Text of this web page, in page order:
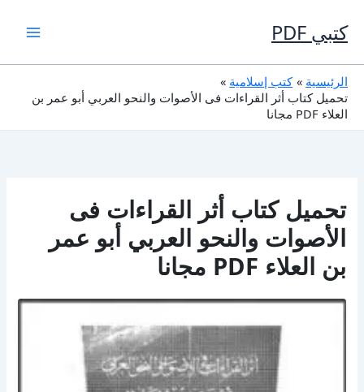
إلى
المحتوى
كتبي PDF
الرئيسية
كتب إسلامية
تحميل كتاب أثر القراءات فى الأصوات والنحو العربي أبو عمر بن
العلاء PDF مجانا
تحميل كتاب أثر القراءات فى
الأصوات والنحو العربي أبو عمر
بن العلاء PDF مجانا